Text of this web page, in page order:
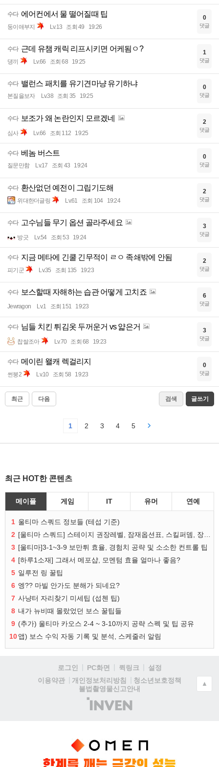
수다 에어컨에서 물 떨어질때 팁
둥이애부지 Lv.13 조회 49 19:26
0
댓글
수다 근데 유챔 캐릭 리프시키면 어케됨ㅇ?
댕끼 Lv.66 조회 68 19:25
1
댓글
수다 밸런스 패치를 유기견마냥 유기하냐
본질을보자 Lv.38 조회 35 19:25
0
댓글
수다 보조가 왜 논란인지 모르겠네
심사 Lv.66 조회 112 19:25
2
댓글
수다 베놈 버스트
질문만함 Lv.17 조회 43 19:24
0
댓글
수다 환산없던 예전이 그립기도해
위대한더글링 Lv.61 조회 104 19:24
2
댓글
수다 고수님들 무기 옵션 골라주세요
방긋 Lv.54 조회 53 19:24
3
댓글
수다 지금 메타에 긴쿨 긴무적이 ㄹㅇ 족쇄밖에 안됨
피기군 Lv.35 조회 135 19:23
2
댓글
수다 보스할때 자해하는 습관 어떻게 고치죠
Jewragon Lv.1 조회 151 19:23
6
댓글
수다 님들 치킨 튀김옷 두꺼운거 vs 얇은거
찹쌀조아 Lv.70 조회 68 19:23
3
댓글
수다 메이린 왤캐 렉걸리지
썬붕2 Lv.10 조회 58 19:23
0
댓글
최근 다음 검색 글쓰기
1 2 3 4 5
최근 HOT한 콘텐츠
메이플 게임 IT 유머 연예
1 울티마 스쿼드 정보들 (테섭 기준)
2
3 [울티마]3-1~3-9 보만튀 효율, 경험치 공략 및 소소한 컨트롤 팁
4 [하루1소재] 그래서 메포샵, 모멘텀 효율 얼마나 좋음?
5 일루전 링 꿀팁
6 엥?? 마빌 안가도 분해가 되네요?
7 사냥터 자리찾기 미세팁 (섭첸 팁)
8 내가 뉴비때 몰랐었던 보스 꿀팁들
9 (추가) 울티마 카오스 2-4 ~ 3-10까지 공략 스펙 및 팁 공유
10앱) 보스 수익 자동 기록 및 분석, 스케줄러 알림
로그인 PC화면 퀵링크
설정
이용약관
개인정보처리방침
청소년보호정책
불법촬영물신고안내
(주)
인
▲